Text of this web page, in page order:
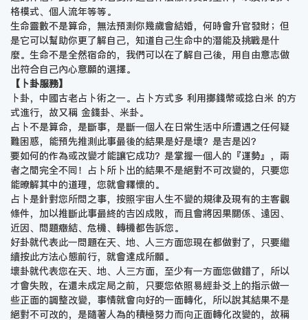
格模式、個人流年等等。
生命靈數不是算命，無法預測你幾歲會結婚，何時會升官發財；但
是它可以幫助你更了解自己，知道自己生命中的潛能及挑戰是什
麼。生命不是全然宿命的，我們可以在了解自己後，用自由意志做
出符合自己內心意願的選擇。
【卜卦服務】
卜卦，中國古老占卜術之一。占卜方式多 利用擲錢幣或捻白米 的方
式進行，故又稱 金錢卦、米卦。
占卜不是算命，是斷事，是斷一個人在日常生活中所遭遇之任何疑
難困惑，能預先推測此事最後的結果是好是壞？是吉是凶？
要如何的作為或改變才能讓它成功？是掌握一個人的『運勢』，兩
者之間完全不同！占卜所卜出的結果不是絕對不可改變的，只要您
能暸解其中的道理，您就會釋懷的。
占卜是針對您所問之事，按照宇宙人生不變的規律及現有的主客觀
條件，加以推斷此事最終的吉凶成敗，而且會將因果關係、遠因、
近因、問題癥結、危機、轉機都告訴您。
好卦就代表此一問題在天、地、人三方面您現在都做對了，只要繼
續按此方法心態前行，就會達成所願。
壞卦就代表您在天、地、人三方面，至少有一方面您做錯了，所以
才會失敗，在還未成定局之前，只要您依照易經卦爻上的指示做一
些正面的調整改變，事情就會向好的一面轉化，所以說其結果不是
絕對不可改的，是隨著人為的積極努力而向正面轉化改變的，故稱